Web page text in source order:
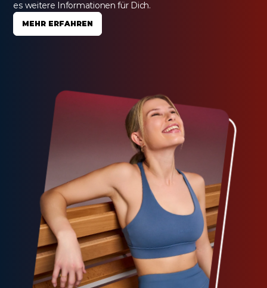
es weitere Informationen für Dich.
MEHR ERFAHREN